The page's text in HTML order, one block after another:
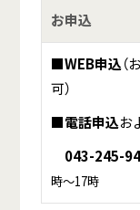
お申込
■WEB申込（
可）
■電話申込お
043-245-
時～17時